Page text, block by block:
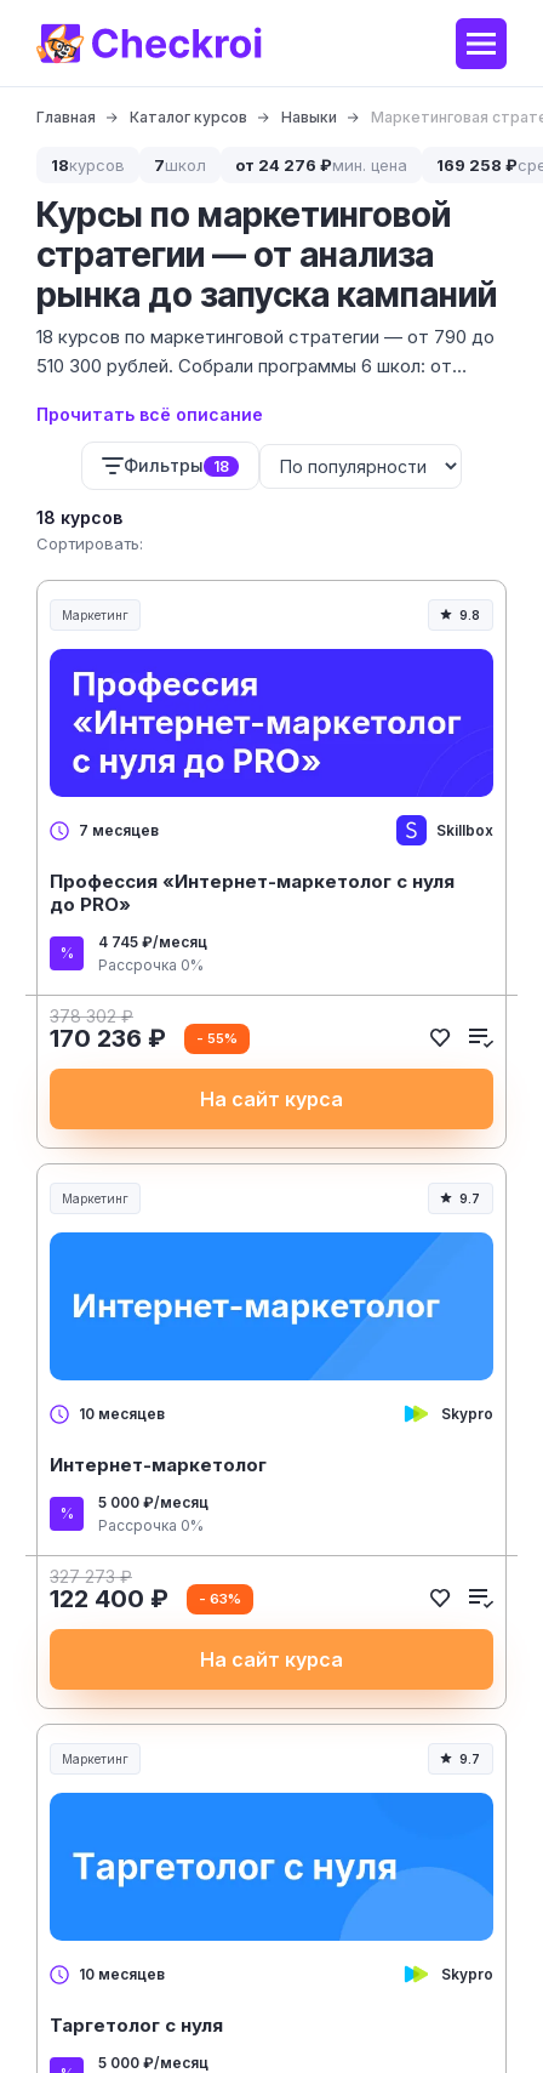
Главная Каталог курсов Навыки Маркетинговая
18курсов 7школ от 24 276 ₽мин. цена 169 258 ₽
Курсы по маркетинговой
стратегии — от анализа
рынка до запуска кампаний
18 курсов по маркетинговой стратегии — от 790 до
510 300 рублей. Собрали программы 6 школ: от
углублённых программ для директоров по
маркетингу.
Прочитать всё описание
Фильтры 18
18 курсов
Сортировать:
Маркетинг 9.8
7 месяцев Skillbox
Профессия «Интернет-маркетолог с нуля
до PRO»
4 745 ₽/месяц
Рассрочка 0%
378 302 ₽
170 236 ₽ - 55%
На сайт курса
Маркетинг 9.7
10 месяцев Skypro
Интернет-маркетолог
5 000 ₽/месяц
Рассрочка 0%
327 273 ₽
122 400 ₽ - 63%
На сайт курса
Маркетинг 9.7
10 месяцев Skypro
Таргетолог с нуля
5 000 ₽/месяц